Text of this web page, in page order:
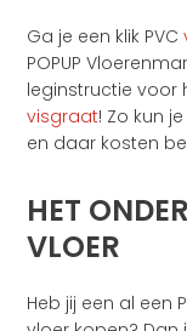
Ga je een klik PVC
POPUP
leginstructie voor
visgraat! Zo kun
en daar kosten
HET
VLOER
Heb jij een al een